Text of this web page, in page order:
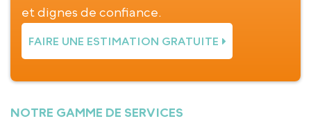
et dignes de confiance.
FAIRE UNE ESTIMATION GRATUITE
NOTRE GAMME DE SERVICES